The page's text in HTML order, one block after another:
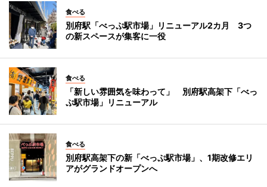
食べる
別府駅「べっぷ駅市場」リニューアル2カ月 3つ
の新スペースが集客に一役
食べる
「新しい雰囲気を味わって」 別府駅高架下「べっ
ぷ駅市場」リニューアル
食べる
別府駅高架下の新「べっぷ駅市場」、1期改修エリ
アがグランドオープンへ